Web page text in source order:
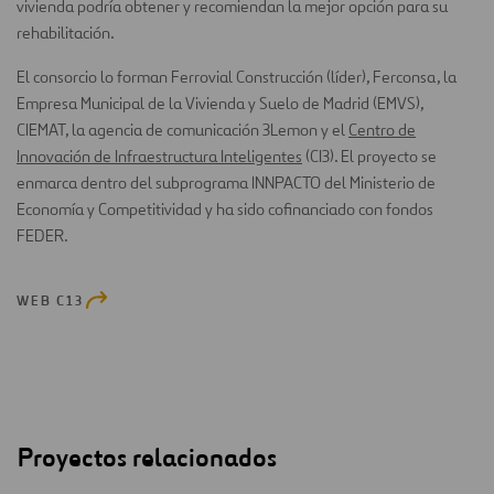
vivienda podría obtener y recomiendan la mejor opción para su
rehabilitación.
El consorcio lo forman Ferrovial Construcción (líder), Ferconsa, la
Empresa Municipal de la Vivienda y Suelo de Madrid (EMVS),
CIEMAT, la agencia de comunicación 3Lemon y el Centro de
Innovación de Infraestructura Inteligentes (CI3). El proyecto se
enmarca dentro del subprograma INNPACTO del Ministerio de
Economía y Competitividad y ha sido cofinanciado con fondos
FEDER.
WEB C13
Proyectos relacionados